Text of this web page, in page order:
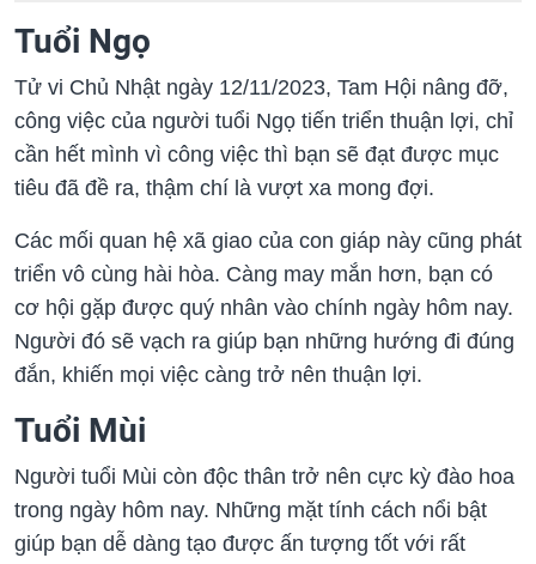
Tuổi Ngọ
Tử vi Chủ Nhật ngày 12/11/2023, Tam Hội nâng đỡ,
công việc của người tuổi Ngọ tiến triển thuận lợi, chỉ
cần hết mình vì công việc thì bạn sẽ đạt được mục
tiêu đã đề ra, thậm chí là vượt xa mong đợi.
Các mối quan hệ xã giao của con giáp này cũng phát
triển vô cùng hài hòa. Càng may mắn hơn, bạn có
cơ hội gặp được quý nhân vào chính ngày hôm nay.
Người đó sẽ vạch ra giúp bạn những hướng đi đúng
đắn, khiến mọi việc càng trở nên thuận lợi.
Tuổi Mùi
Người tuổi Mùi còn độc thân trở nên cực kỳ đào hoa
trong ngày hôm nay. Những mặt tính cách nổi bật
giúp bạn dễ dàng tạo được ấn tượng tốt với rất